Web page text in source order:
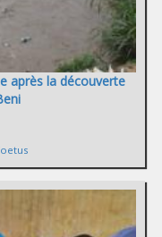
après la découverte